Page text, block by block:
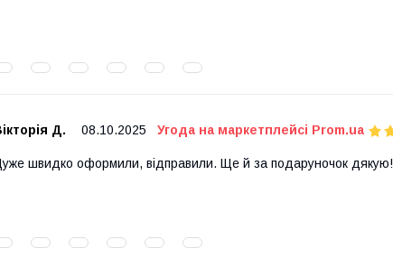
Д. 08.10.2025 Угода на маркетплейсі Prom.ua
швидко оформили, відправили. Ще й за подаруночок дякую!